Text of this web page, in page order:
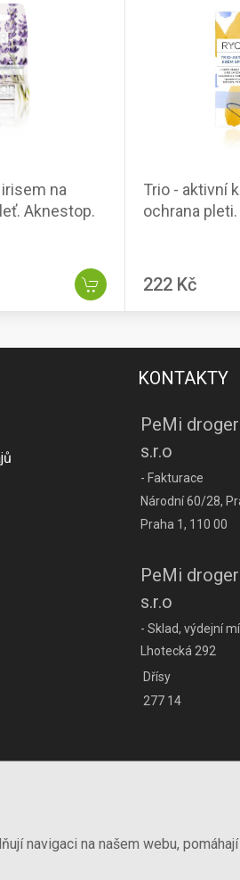
navigaci na našem webu,
na
Aknestop.
Trio - aktivní
ochrana
222 Kč
KONTAKTY
PeMi
s.r.o
- Fakturace
Národní 60/28,
Praha 1, 110 00
PeMi
s.r.o
- Sklad, výdejní
Lhotecká 292
Dřísy
277 14